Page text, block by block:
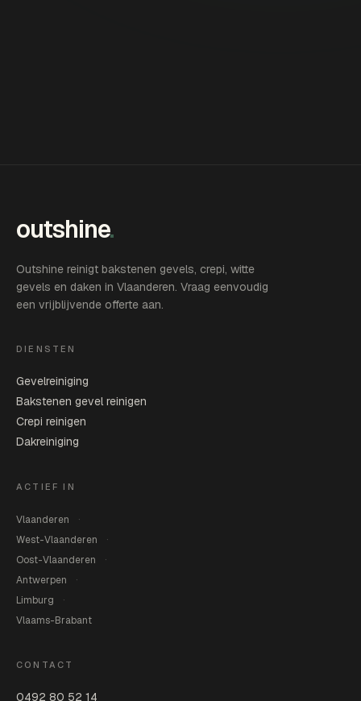
outshine.
Outshine reinigt bakstenen gevels, crepi, witte
gevels en daken in Vlaanderen. Vraag eenvoudig
een vrijblijvende offerte aan.
DIENSTEN
Gevelreiniging
Bakstenen gevel reinigen
Crepi reinigen
Dakreiniging
ACTIEF IN
Vlaanderen
West-Vlaanderen
Oost-Vlaanderen
Antwerpen
Limburg
Vlaams-Brabant
CONTACT
0492 80 52 14